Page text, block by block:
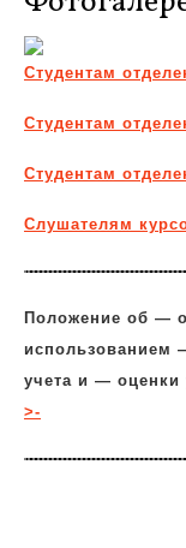
Студентам
Студентам
Студентам
Слушателям
Положение об —
использованием
учета и — оценки
>-